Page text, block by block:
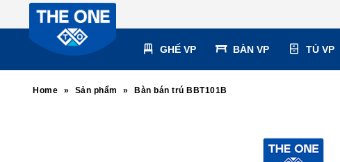
GHẾ VP BÀN VP TỦ VP
Home » Sản phẩm » Bàn bán trú BBT101B